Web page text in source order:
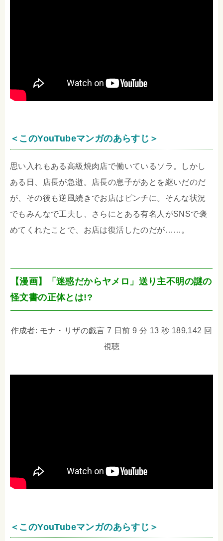
＜このYouTubeマンガのあらすじ＞
思い入れもある高級焼肉店で働いているソラ。しかし
ある日、店長が急逝。店長の息子があとを継いだのだ
が、その後も逆風続きでお店はピンチに。そんな状況
でもみんなで工夫し、さらにとある有名人がSNSで褒
めてくれたことで、お店は復活したのだが……。
【漫画】「迷惑だからヤメロ」送り主不明の謎の
怪文書の正体とは!?
作成者: モナ・リザの戯言 7 日前 9 分 13 秒 189,142 回
視聴
＜このYouTubeマンガのあらすじ＞